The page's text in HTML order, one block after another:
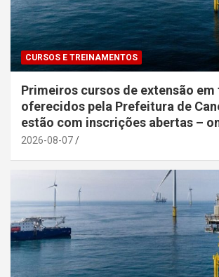
CURSOS E TREINAMENTOS
Primeiros cursos de extensão
oferecidos pela Prefeitura de
estão com inscrições abertas –
2026-08-07